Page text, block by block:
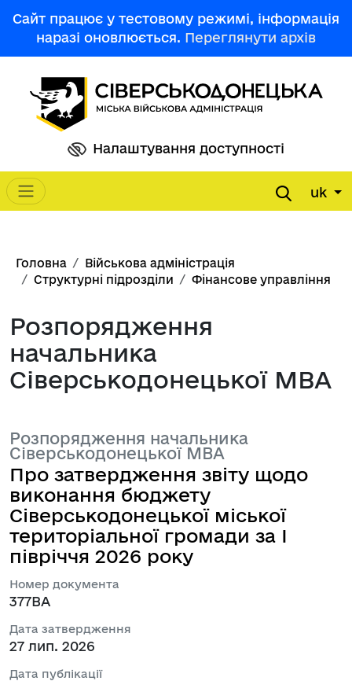
Сайт працює у тестовому режимі, інформація
наразі оновлюється. Переглянути архів
Налаштування доступності
Main navigation uk
Рядок навіґації
Головна
Військова адміністрація
Структурні підрозділи
Фінансове управління
Розпорядження
начальника
Сіверськодонецької МВА
Розпорядження начальника
Сіверськодонецької МВА
Про затвердження звіту щодо
виконання бюджету
Сіверськодонецької міської
територіальної громади за І
півріччя 2026 року
Номер документа
377ВА
Дата затвердження
27 лип. 2026
Дата публікації